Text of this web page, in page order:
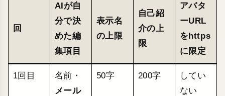
回
AIが自
分で決
めた編
集項目
表示名
の上限
自己紹
介の上
限
アバタ
ーURL
をhttps
に限定
1回目
名前・
メール
50字 200字
してい
ない